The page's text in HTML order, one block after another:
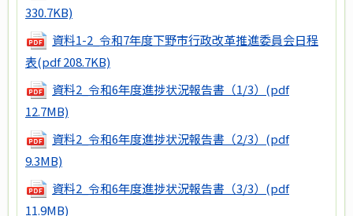
330.7KB)
資料1-2_令和7年度下野市行政改革推進委員会日程
表(pdf 208.7KB)
資料2_令和6年度進捗状況報告書（1/3） (pdf
12.7MB)
資料2_令和6年度進捗状況報告書（2/3） (pdf
9.3MB)
資料2_令和6年度進捗状況報告書（3/3） (pdf
11.9MB)